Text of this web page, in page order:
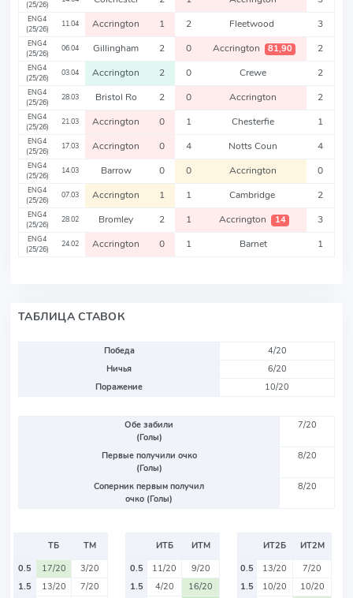
(25/26)
ENG4
(25/26)
11.04 Accrington 1 2 Fleetwood 3
ENG4
(25/26)
06.04 Gillingham 2 0 Accrington 81,90 2
ENG4
(25/26)
03.04 Accrington 2 0 Crewe 2
ENG4
(25/26)
28.03 Bristol Ro 2 0 Accrington 2
ENG4
(25/26)
21.03 Accrington 0 1 Chesterfie 1
ENG4
(25/26)
17.03 Accrington 0 4 Notts Coun 4
ENG4
(25/26)
14.03 Barrow 0 0 Accrington 0
ENG4
(25/26)
07.03 Accrington 1 1 Cambridge 2
ENG4
(25/26)
28.02 Bromley 2 1 Accrington 14 3
ENG4
(25/26)
24.02 Accrington 0 1 Barnet 1
ТАБЛИЦА СТАВОК
Победа
4/20
Ничья
6/20
Поражение
10/20
Обе забили
(Голы)
7/20
Первые получили очко
(Голы)
8/20
Соперник первым получил
очко (Голы)
8/20
ТБ
ТМ
0.5
17/20
3/20
1.5
13/20
7/20
ИТБ
ИТМ
0.5
11/20
9/20
1.5
4/20
16/20
ИТ2Б
ИТ2М
0.5
13/20
7/20
1.5
10/20
10/20